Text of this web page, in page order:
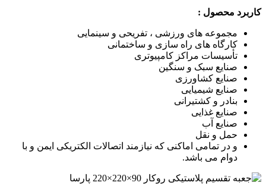
کاربرد محصول :
مجموعه های ورزشی ، تفریحی و سینمایی
کارگاه های راه سازی و ساختمانی
تأسیسات مراکز کامپیوتری
صنایع سبک و سنگین
صنایع کشاورزی
صنایع شیمیایی
بنادر و کشتیرانی
صنایع غذایی
صنایع آب
حمل و نقل
و در تمامی اماکنی که نیازمند اتصالات الکتریکی ایمن و با
دوام می باشد.